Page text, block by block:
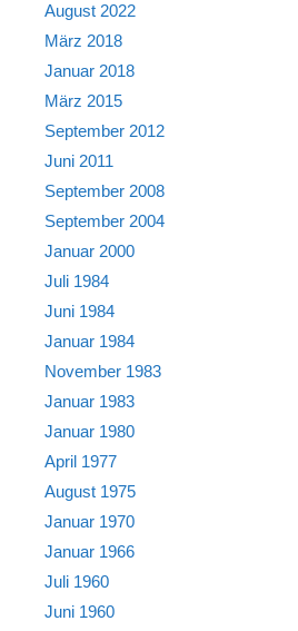
August 2022
März 2018
Januar 2018
März 2015
September 2012
Juni 2011
September 2008
September 2004
Januar 2000
Juli 1984
Juni 1984
Januar 1984
November 1983
Januar 1983
Januar 1980
April 1977
August 1975
Januar 1970
Januar 1966
Juli 1960
Juni 1960